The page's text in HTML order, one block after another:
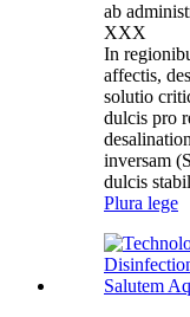
ab
XXX
In
affectis,
solutio
dulcis pro
inversam
dulcis
Plura lege